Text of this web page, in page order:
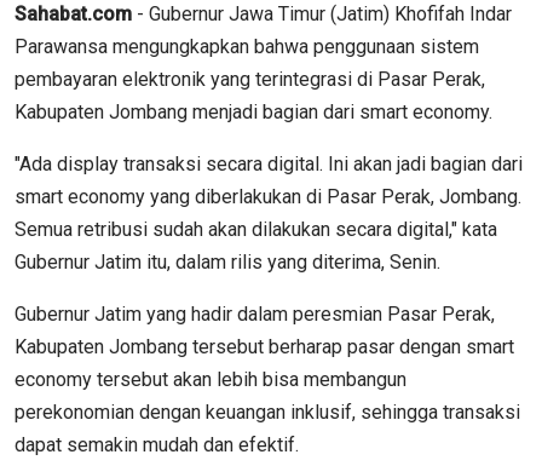
Sahabat.com - Gubernur Jawa Timur (Jatim) Khofifah Indar
Parawansa mengungkapkan bahwa penggunaan sistem
pembayaran elektronik yang terintegrasi di Pasar Perak,
Kabupaten Jombang menjadi bagian dari smart economy.
"Ada display transaksi secara digital. Ini akan jadi bagian dari
smart economy yang diberlakukan di Pasar Perak, Jombang.
Semua retribusi sudah akan dilakukan secara digital," kata
Gubernur Jatim itu, dalam rilis yang diterima, Senin.
Gubernur Jatim yang hadir dalam peresmian Pasar Perak,
Kabupaten Jombang tersebut berharap pasar dengan smart
economy tersebut akan lebih bisa membangun
perekonomian dengan keuangan inklusif, sehingga transaksi
dapat semakin mudah dan efektif.